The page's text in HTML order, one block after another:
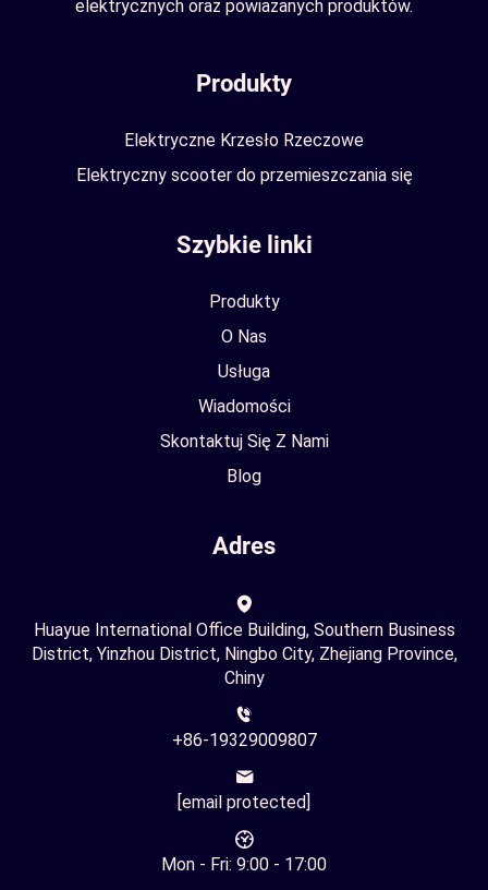
elektrycznych oraz powiazanych produktów.
Produkty
Elektryczne Krzesło Rzeczowe
Elektryczny scooter do przemieszczania się
Szybkie linki
Produkty
O Nas
Usługa
Wiadomości
Skontaktuj Się Z Nami
Blog
Adres
Huayue International Office Building, Southern Business
District, Yinzhou District, Ningbo City, Zhejiang Province,
Chiny
+86-19329009807
[email protected]
Mon - Fri: 9:00 - 17:00